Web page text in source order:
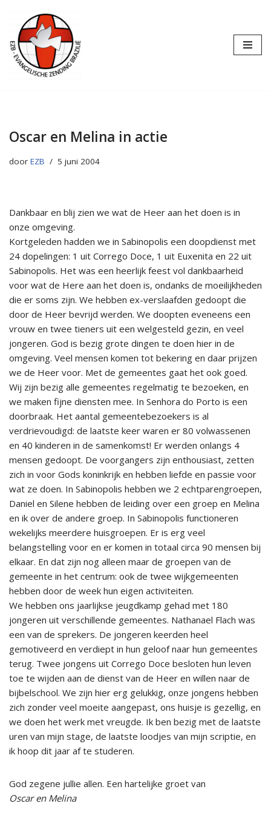
Ga
naar
de
inhoud
Oscar en Melina in actie
door EZB 5 juni 2004
Dankbaar en blij zien we wat de Heer aan het doen is in
onze omgeving.
Kortgeleden hadden we in Sabinopolis een doopdienst met
24 dopelingen: 1 uit Corrego Doce, 1 uit Euxenita en 22 uit
Sabinopolis. Het was een heerlijk feest vol dankbaarheid
voor wat de Here aan het doen is, ondanks de moeilijkheden
die er soms zijn. We hebben ex-verslaafden gedoopt die
door de Heer bevrijd werden. We doopten eveneens een
vrouw en twee tieners uit een welgesteld gezin, en veel
jongeren. God is bezig grote dingen te doen hier in de
omgeving. Veel mensen komen tot bekering en daar prijzen
we de Heer voor. Met de gemeentes gaat het ook goed.
Wij zijn bezig alle gemeentes regelmatig te bezoeken, en
we maken fijne diensten mee. In Senhora do Porto is een
doorbraak. Het aantal gemeentebezoekers is al
verdrievoudigd: de laatste keer waren er 80 volwassenen
en 40 kinderen in de samenkomst! Er werden onlangs 4
mensen gedoopt. De voorgangers zijn enthousiast, zetten
zich in voor Gods koninkrijk en hebben liefde en passie voor
wat ze doen. In Sabinopolis hebben we 2 echtparengroepen,
Daniel en Silene hebben de leiding over een groep en Melina
en ik over de andere groep. In Sabinopolis functioneren
wekelijks meerdere huisgroepen. Er is erg veel
belangstelling voor en er komen in totaal circa 90 mensen bij
elkaar. En dat zijn nog alleen maar de groepen van de
gemeente in het centrum: ook de twee wijkgemeenten
hebben door de week hun eigen activiteiten.
We hebben ons jaarlijkse jeugdkamp gehad met 180
jongeren uit verschillende gemeentes. Nathanael Flach was
een van de sprekers. De jongeren keerden heel
gemotiveerd en verdiept in hun geloof naar hun gemeentes
terug. Twee jongens uit Corrego Doce besloten hun leven
toe te wijden aan de dienst van de Heer en willen naar de
bijbelschool. We zijn hier erg gelukkig, onze jongens hebben
zich zonder veel moeite aangepast, ons huisje is gezellig, en
we doen het werk met vreugde. Ik ben bezig met de laatste
uren van mijn stage, de laatste loodjes van mijn scriptie, en
ik hoop dit jaar af te studeren.
God zegene jullie allen. Een hartelijke groet van
Oscar en Melina